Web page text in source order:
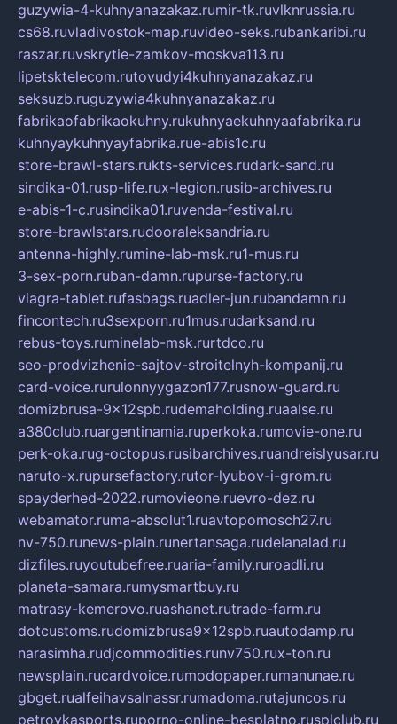
guzywia-4-kuhnyanazakaz.rumir-tk.ruvlknrussia.ru
cs68.ruvladivostok-map.ruvideo-seks.rubankaribi.ru
raszar.ruvskrytie-zamkov-moskva113.ru
lipetsktelecom.rutovudyi4kuhnyanazakaz.ru
seksuzb.ruguzywia4kuhnyanazakaz.ru
fabrikaofabrikaokuhny.rukuhnyaekuhnyaafabrika.ru
kuhnyaykuhnyayfabrika.rue-abis1c.ru
store-brawl-stars.rukts-services.rudark-sand.ru
sindika-01.rusp-life.rux-legion.rusib-archives.ru
e-abis-1-c.rusindika01.ruvenda-festival.ru
store-brawlstars.rudooraleksandria.ru
antenna-highly.rumine-lab-msk.ru1-mus.ru
3-sex-porn.ruban-damn.rupurse-factory.ru
viagra-tablet.rufasbags.ruadler-jun.rubandamn.ru
fincontech.ru3sexporn.ru1mus.rudarksand.ru
rebus-toys.ruminelab-msk.rurtdco.ru
seo-prodvizhenie-sajtov-stroitelnyh-kompanij.ru
card-voice.rurulonnyygazon177.rusnow-guard.ru
domizbrusa-9x12spb.rudemaholding.ruaalse.ru
a380club.ruargentinamia.ruperkoka.rumovie-one.ru
perk-oka.rug-octopus.rusibarchives.ruandreislyusar.ru
naruto-x.rupursefactory.rutor-lyubov-i-grom.ru
spayderhed-2022.rumovieone.ruevro-dez.ru
webamator.ruma-absolut1.ruavtopomosch27.ru
nv-750.runews-plain.runertansaga.rudelanalad.ru
dizfiles.ruyoutubefree.ruaria-family.ruroadli.ru
planeta-samara.rumysmartbuy.ru
matrasy-kemerovo.ruashanet.rutrade-farm.ru
dotcustoms.rudomizbrusa9x12spb.ruautodamp.ru
narasimha.rudjcommodities.runv750.rux-ton.ru
newsplain.rucardvoice.rumodopaper.rumanunae.ru
gbget.rualfeihavsalnassr.rumadoma.rutajuncos.ru
petrovkasports.ruporno-online-besplatno.rusplclub.ru